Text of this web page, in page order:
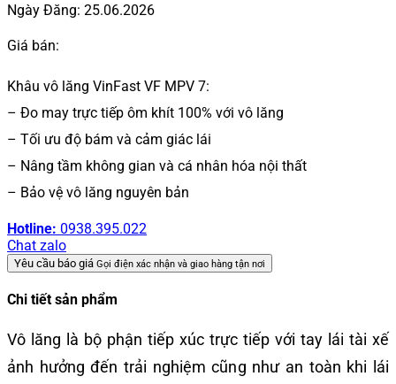
Ngày Đăng: 25.06.2026
Giá bán:
Khâu vô lăng VinFast VF MPV 7:
– Đo may trực tiếp ôm khít 100% với vô lăng
– Tối ưu độ bám và cảm giác lái
– Nâng tầm không gian và cá nhân hóa nội thất
– Bảo vệ vô lăng nguyên bản
Hotline: 0938.395.022
Chat zalo
Yêu cầu báo giá Gọi điện xác nhận và giao hàng tận nơi
Chi tiết sản phẩm
Vô lăng là bộ phận tiếp xúc trực tiếp với tay lái tài xế
ảnh hưởng đến trải nghiệm cũng như an toàn khi lái